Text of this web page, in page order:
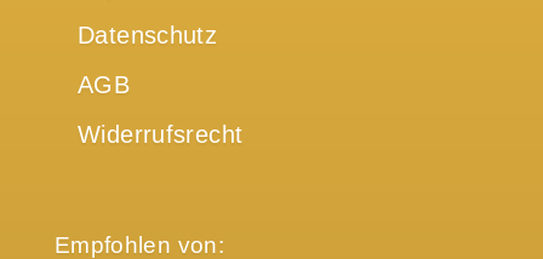
Datenschutz
AGB
Widerrufsrecht
Empfohlen von: